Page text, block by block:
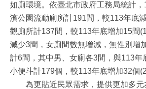
如廁環境。依臺北市政府工務局統計
濱公園流動廁所計191間，較113年底
觀廁所計137間，較113年底增加15間
減少3間，女廁間數無增減，無性別增
計6間，其中男、女廁各3間，與113年
小便斗計179個，較113年底增加32個
為更貼近民眾需求，提供更加多元